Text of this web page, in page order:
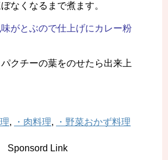
なくなるまで煮ます。
がとぶので仕上げにカレー粉
クチーの葉をのせたら出来上
, ・肉料理, ・野菜おかず料理
Sponsord Link